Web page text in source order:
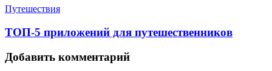
Путешествия
ТОП-5 приложений для путешественников
Добавить комментарий